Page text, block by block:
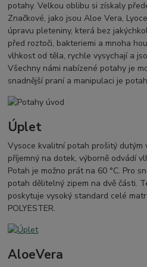
potahy. Velkou oblibu si získaly
Značkové, jako jsou Aloe Vera,
úpravu pleteniny, která bez
před roztoči, bakteriemi a mnoha
vlhkost od těla, rychle vysychají a
Všechny námi nabízené potahy je
snadnější praní a manipulaci je
Úplet
Vysoce kvalitní potah prošitý dutým
příjemný na dotek, výborně odvádí
Potah je možno prát na 60 °C. Pro
potah dělitelný zipem na dvě části.
poskytuje vysoký standard celé
POLYESTER.
AloeVera